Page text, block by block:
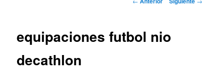
equipaciones futbol nio
decathlon